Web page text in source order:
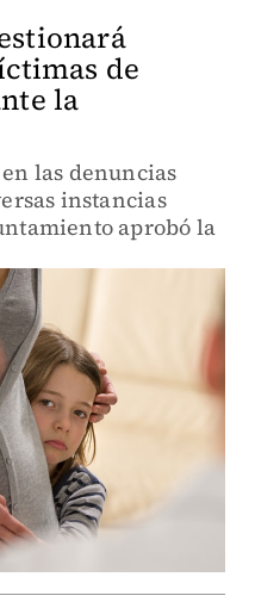
de
la
las denuncias
instancias
aprobó la